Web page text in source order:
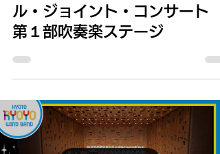
ル・ジョイント・コンサート
第１部吹奏楽ステージ